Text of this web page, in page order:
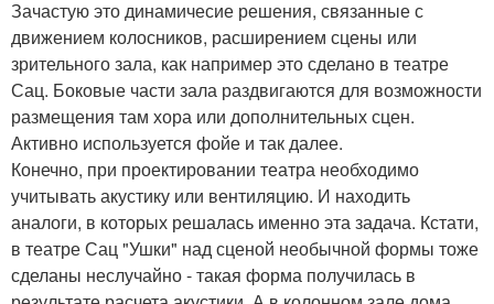
Зачастую это динамичесие решения, связанные с
движением колосников, расширением сцены или
зрительного зала, как например это сделано в театре
Сац. Боковые части зала раздвигаются для возможности
размещения там хора или дополнительных сцен.
Активно используется фойе и так далее.
Конечно, при проектировании театра необходимо
учитывать акустику или вентиляцию. И находить
аналоги, в которых решалась именно эта задача. Кстати,
в театре Сац "Ушки" над сценой необычной формы тоже
сделаны неслучайно - такая форма получилась в